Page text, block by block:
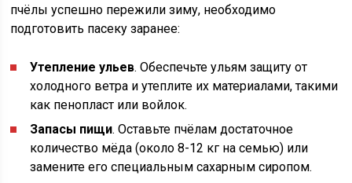
пчёлы успешно пережили зиму, необходимо
подготовить пасеку заранее:
Утепление ульев. Обеспечьте ульям защиту от
холодного ветра и утеплите их материалами, такими
как пенопласт или войлок.
Запасы пищи. Оставьте пчёлам достаточное
количество мёда (около 8-12 кг на семью) или
замените его специальным сахарным сиропом.